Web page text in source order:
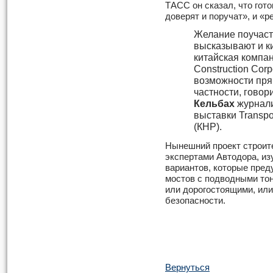
ТАСС он сказал, что
доверят и поручат», и
Желание
высказывают и
китайская
Construction
возможности
частности,
Кельбах
выставки
(КНР).
Нынешний проект
экспертами Автодора,
вариантов, которые
мостов с подводными
или дорогостоящими,
безопасности.
Вернуться